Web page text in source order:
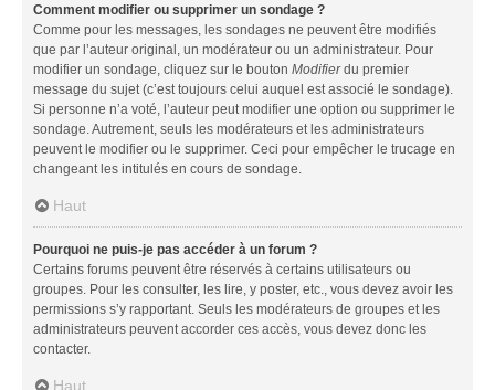
Comment modifier ou supprimer un sondage ?
Comme pour les messages, les sondages ne peuvent être modifiés
que par l’auteur original, un modérateur ou un administrateur. Pour
modifier un sondage, cliquez sur le bouton Modifierdu premier
message du sujet (c’est toujours celui auquel est associé le sondage).
Si personne n’a voté, l’auteur peut modifier une option ou supprimer le
sondage. Autrement, seuls les modérateurs et les administrateurs
peuvent le modifier ou le supprimer. Ceci pour empêcher le trucage en
changeant les intitulés en cours de sondage.
Haut
Pourquoi ne puis-je pas accéder à un forum ?
Certains forums peuvent être réservés à certains utilisateurs ou
groupes. Pour les consulter, les lire, y poster, etc., vous devez avoir les
permissions s’y rapportant. Seuls les modérateurs de groupes et les
administrateurs peuvent accorder ces accès, vous devez donc les
contacter.
Haut